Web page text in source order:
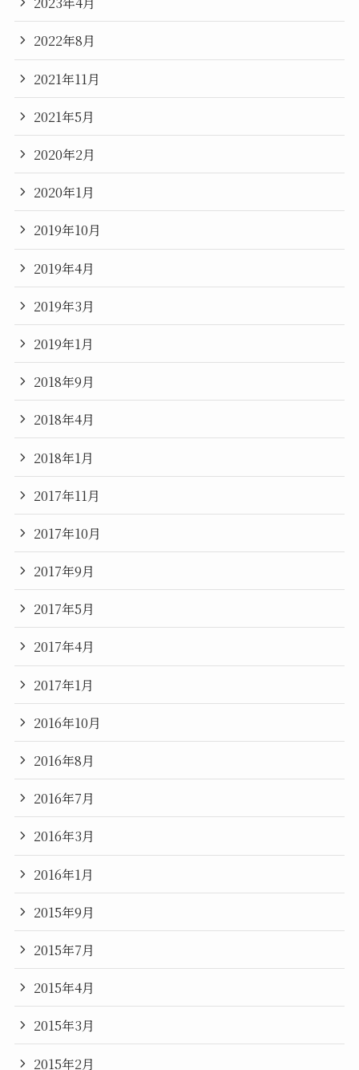
2022年8月
2021年11月
2021年5月
2020年2月
2020年1月
2019年10月
2019年4月
2019年3月
2019年1月
2018年9月
2018年4月
2018年1月
2017年11月
2017年10月
2017年9月
2017年5月
2017年4月
2017年1月
2016年10月
2016年8月
2016年7月
2016年3月
2016年1月
2015年9月
2015年7月
2015年4月
2015年3月
2015年2月